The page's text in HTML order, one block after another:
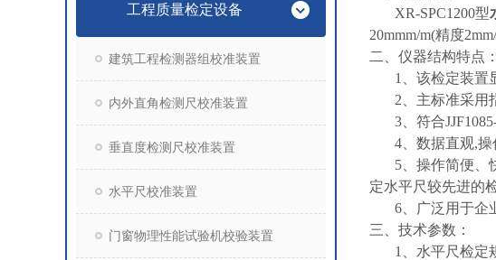
工程质量检定设备
建筑工程检测器组校准装置
内外直角检测尺校准装置
垂直度检测尺校准装置
水平尺校准装置
门窗物理性能试验机校验装置
XR-SPC1200型
20mmm/m(精度
二、仪器结构特点：
1、 该检定装置
2、主标准采用
3、符合
4、数据直观,
5、操作简便、
定水平尺较先进的
6、广泛用于企
三、技术参数：
1、水平尺检定